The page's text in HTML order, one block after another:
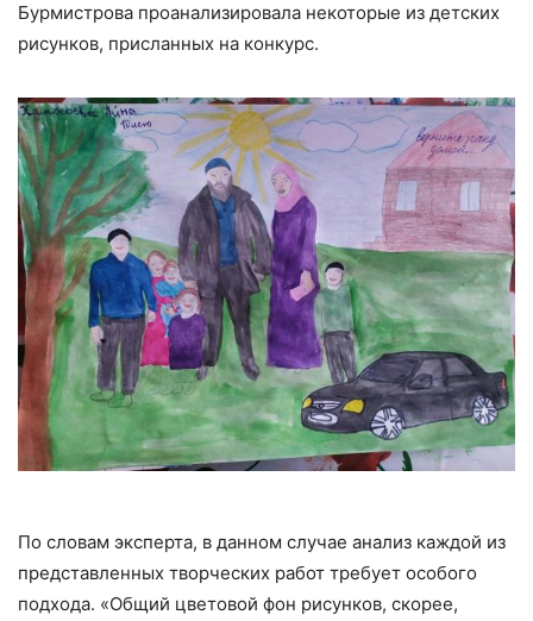
Бурмистрова проанализировала некоторые из детских
рисунков, присланных на конкурс.
По словам эксперта, в данном случае анализ каждой из
представленных творческих работ требует особого
подхода. «Общий цветовой фон рисунков, скорее,